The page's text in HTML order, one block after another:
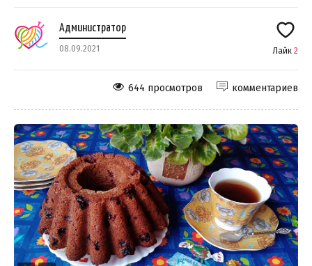
Администратор
08.09.2021 Лайк 2
комментариев
644 просмотров